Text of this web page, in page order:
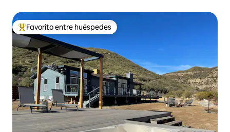
Favorito entre huéspedes preferido
Favorito entre huéspedes